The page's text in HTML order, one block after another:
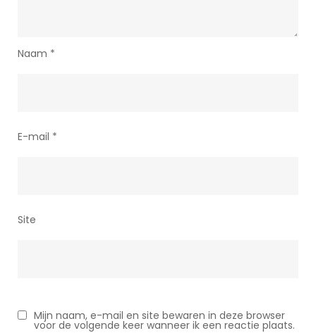
Naam *
E-mail *
Site
Mijn naam, e-mail en site bewaren in deze browser
voor de volgende keer wanneer ik een reactie plaats.